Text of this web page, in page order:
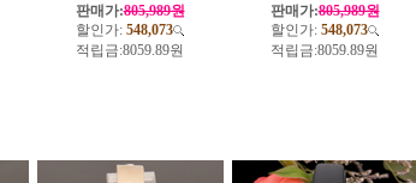
판매가:805,989원
할인가: 548,073
적립금:8059.89원
판매가:805,989원
할인가: 548,073
적립금:8059.89원